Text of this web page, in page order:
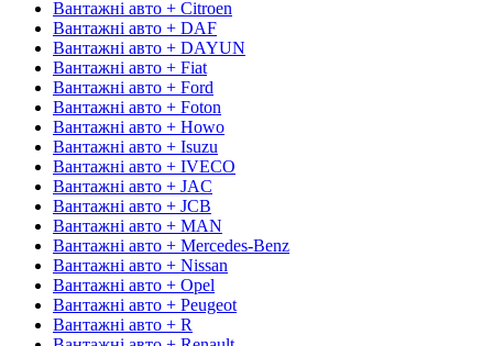
Вантажні авто + Citroen
Вантажні авто + DAF
Вантажні авто + DAYUN
Вантажні авто + Fiat
Вантажні авто + Ford
Вантажні авто + Foton
Вантажні авто + Howo
Вантажні авто + Isuzu
Вантажні авто + IVECO
Вантажні авто + JAC
Вантажні авто + JCB
Вантажні авто + MAN
Вантажні авто + Mercedes-Benz
Вантажні авто + Nissan
Вантажні авто + Opel
Вантажні авто + Peugeot
Вантажні авто + R